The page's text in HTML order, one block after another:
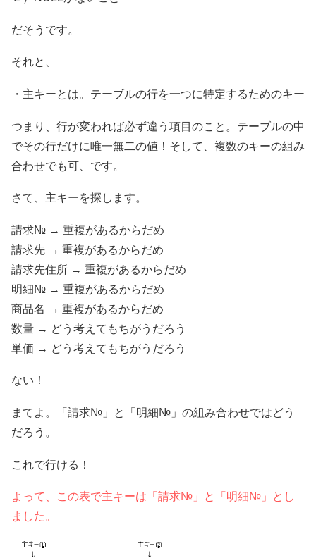
だそうです。
それと、
・主キーとは。テーブルの行を一つに特定するためのキー
つまり、行が変われば必ず違う項目のこと。テーブルの中
でその行だけに唯一無二の値！ そして、複数のキーの組み
合わせでも可、です。
さて、主キーを探します。
請求№ → 重複があるからだめ
請求先 → 重複があるからだめ
請求先住所 → 重複があるからだめ
明細№ → 重複があるからだめ
商品名 → 重複があるからだめ
数量 → どう考えてもちがうだろう
単価 → どう考えてもちがうだろう
ない！
まてよ。「請求№」と「明細№」の組み合わせではどう
だろう。
これで行ける！
よって、この表で主キーは「請求№」と「明細№」とし
ました。